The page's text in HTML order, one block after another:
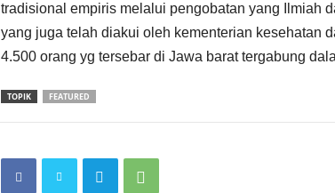
tradisional empiris melalui pengobatan yang Ilmiah
yang juga telah diakui oleh kementerian kesehatan
4.500 orang yg tersebar di Jawa barat tergabung
TOPIK FEATURED